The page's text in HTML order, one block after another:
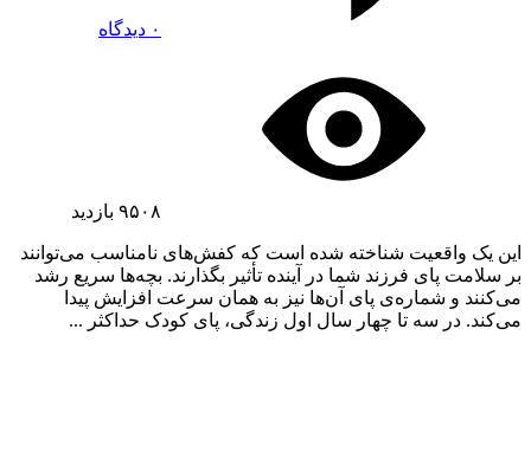
۰ دیدگاه
۹۵۰۸ بازدید
این یک واقعیت شناخته شده است که کفش‌های نامناسب می‌توانند
بر سلامت پای فرزند شما در آینده تأثیر بگذارند. بچه‌ها سریع رشد
می‌کنند و شماره‌ی پای آن‌ها نیز به همان سرعت افزایش پیدا
می‌کند. در سه تا چهار سال اول زندگی، پای کودک حداکثر ...